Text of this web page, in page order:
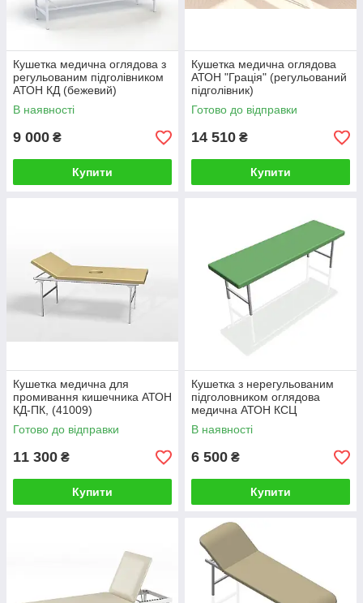
Кушетка медична оглядова з
регульованим підголівником
АТОН КД (бежевий)
В наявності
9 000 ₴
Купити
Кушетка медична оглядова
АТОН "Грація" (регульований
підголівник)
Готово до відправки
14 510 ₴
Купити
Кушетка медична для
промивання кишечника АТОН
КД-ПК, (41009)
Готово до відправки
11 300 ₴
Купити
Кушетка з нерегульованим
підголовником оглядова
медична АТОН КСЦ
В наявності
6 500 ₴
Купити